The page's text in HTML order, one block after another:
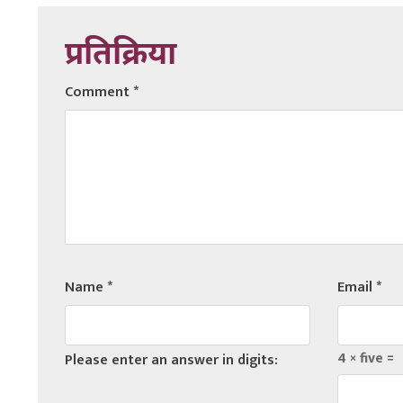
प्रतिक्रिया
Comment*
Name* Email*
Please enter an answer in digits: 4 × five =